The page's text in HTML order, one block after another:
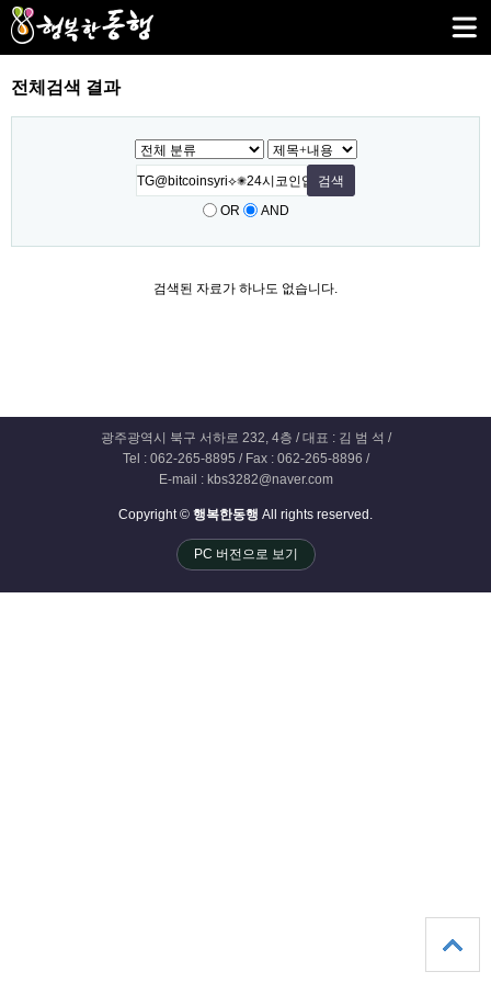
전체검색 결과
OR AND
검색된 자료가 하나도 없습니다.
광주광역시 북구 서하로 232, 4층 / 대표 : 김 범 석 /
Tel : 062-265-8895 / Fax : 062-265-8896 /
E-mail : kbs3282@naver.com
Copyright © 행복한동행 All rights reserved.
PC 버전으로 보기